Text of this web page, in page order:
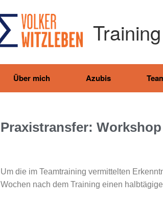
Über mich Azubis
Praxistransfer:
Um die im Teamtraining vermittelten
Wochen nach dem Training einen